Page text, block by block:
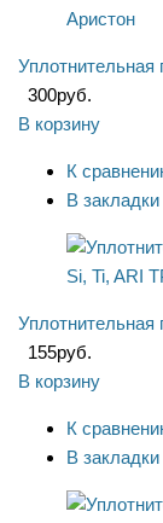
Уплотнительная
300руб.
В корзину
К
В закладки
Уплотнительная
155руб.
В корзину
К
В закладки